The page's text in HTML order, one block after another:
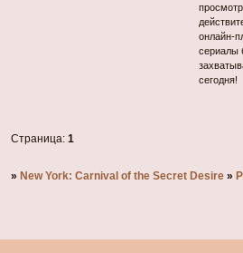
онлайн-
сериалы
сегодня!
Страница:1
»New York: Carnival of the Secret Desire »